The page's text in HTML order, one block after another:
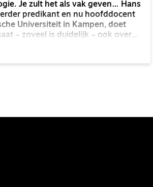
Je zult het als vak geven… Hans
predikant en nu hoofddocent
Universiteit in Kampen, doet
– zoveel is duidelijk – ook over
je kerk kunt, wilt en ten diepste
over de toekomst van de
de toekomst kan Schaeffer niet